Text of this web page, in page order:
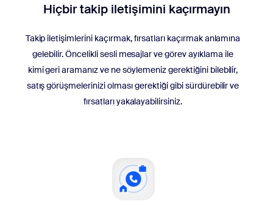
Hiçbir takip iletişimini kaçırmayın
Takip iletişimlerini kaçırmak, fırsatları kaçırmak anlamına
gelebilir. Öncelikli sesli mesajlar ve görev ayıklama ile
kimi geri aramanız ve ne söylemeniz gerektiğini bilebilir,
satış görüşmelerinizi olması gerektiği gibi sürdürebilir ve
fırsatları yakalayabilirsiniz.